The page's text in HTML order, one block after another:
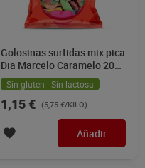
Golosinas surtidas mix pica
Dia Marcelo Caramelo 200
gSin gluten | Sin lactosa
1,15 € (5,75 €/KILO)
Añadir